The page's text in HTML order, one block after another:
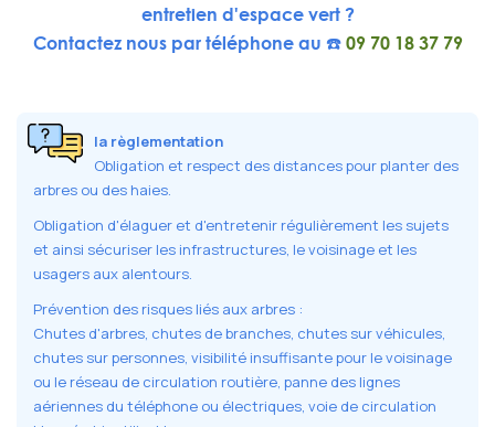
entretien d'espace vert ?
Contactez nous par téléphone au ☎️09 70 18 37 79
la règlementation
Obligation et respect des distances pour planter des
arbres ou des haies.
Obligation d'élaguer et d'entretenir régulièrement les sujets
et ainsi sécuriser les infrastructures, le voisinage et les
usagers aux alentours.
Prévention des risques liés aux arbres :
Chutes d'arbres, chutes de branches, chutes sur véhicules,
chutes sur personnes, visibilité insuffisante pour le voisinage
ou le réseau de circulation routière, panne des lignes
aériennes du téléphone ou électriques, voie de circulation